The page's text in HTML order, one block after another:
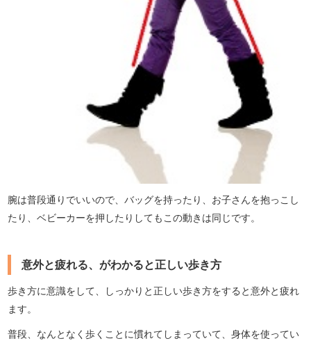
腕は普段通りでいいので、バッグを持ったり、お子さんを抱っこし
たり、ベビーカーを押したりしてもこの動きは同じです。
意外と疲れる、がわかると正しい歩き方
歩き方に意識をして、しっかりと正しい歩き方をすると意外と疲れ
ます。
普段、なんとなく歩くことに慣れてしまっていて、身体を使ってい